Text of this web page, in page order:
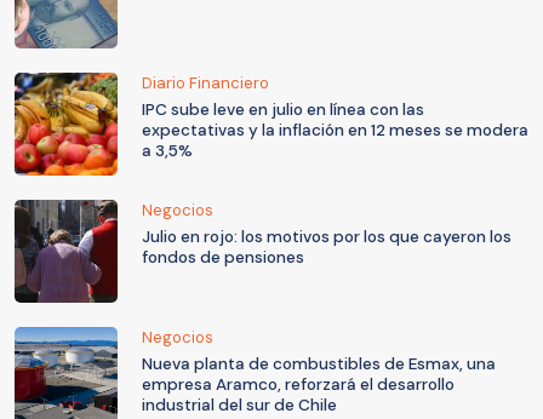
Diario Financiero
IPC sube leve en julio en línea con las
expectativas y la inflación en 12 meses se modera
a 3,5%
Negocios
Julio en rojo: los motivos por los que cayeron los
fondos de pensiones
Negocios
Nueva planta de combustibles de Esmax, una
empresa Aramco, reforzará el desarrollo
industrial del sur de Chile